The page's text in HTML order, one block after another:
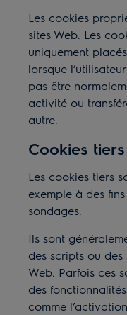
Les cookies
sites Web. Les
uniquement
lorsque
pas être
activité ou
autre.
Cookies tiers
Les cookies tiers
exemple à des
sondages.
Ils sont
des scripts ou
Web. Parfois ces
des
comme